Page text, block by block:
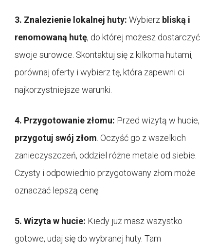
3. Znalezienie lokalnej huty: Wybierz bliską i
renomowaną hutę, do której możesz dostarczyć
swoje surowce. Skontaktuj się z kilkoma hutami,
porównaj oferty i wybierz tę, która zapewni ci
najkorzystniejsze warunki.
4. Przygotowanie złomu: Przed wizytą w hucie,
przygotuj swój złom . Oczyść go z wszelkich
zanieczyszczeń, oddziel różne metale od siebie.
Czysty i odpowiednio przygotowany złom może
oznaczać lepszą cenę.
5. Wizyta w hucie: Kiedy już masz wszystko
gotowe, udaj się do wybranej huty. Tam